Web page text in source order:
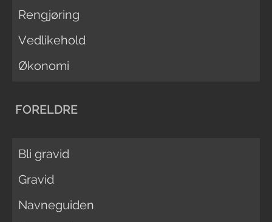
Rengjøring
Vedlikehold
Økonomi
FORELDRE
Bli gravid
Gravid
Navneguiden